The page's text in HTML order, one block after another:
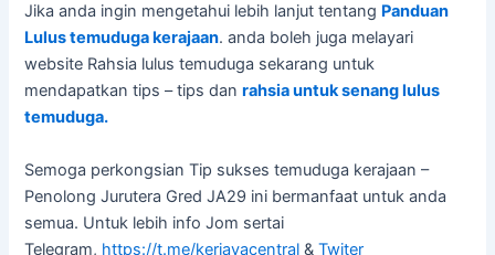
Jika anda ingin mengetahui lebih lanjut tentang Panduan
Lulus temuduga kerajaan. anda boleh juga melayari
website Rahsia lulus temuduga sekarang untuk
mendapatkan tips – tips danrahsia untuk senang lulus
temuduga.
Semoga perkongsian Tip sukses temuduga kerajaan –
Penolong Jurutera Gred JA29 ini bermanfaat untuk anda
semua. Untuk lebih info Jom sertai
Telegram, https://t.me/kerjayacentral & Twiter